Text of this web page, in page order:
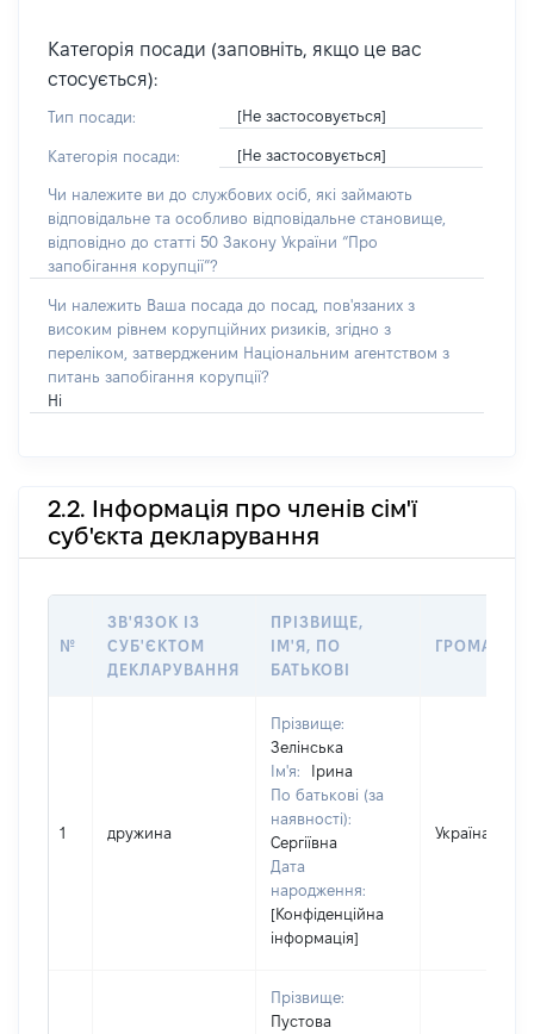
Категорія посади (заповніть, якщо це вас
стосується):
Тип посади: [Не застосовується]
Категорія посади: [Не застосовується]
Чи належите ви до службових осіб, які займають
відповідальне та особливо відповідальне становище,
відповідно до статті 50 Закону України “Про
запобігання корупції”?
Чи належить Ваша посада до посад, пов'язаних з
високим рівнем корупційних ризиків, згідно з
переліком, затвердженим Національним агентством з
питань запобігання корупції?
Ні
2.2. Інформація про членів сім'ї
суб'єкта декларування
№
ЗВ'ЯЗОК ІЗ
СУБ'ЄКТОМ
ДЕКЛАРУВАННЯ
ПРІЗВИЩЕ,
ІМ'Я, ПО
БАТЬКОВІ
1 дружина
Прізвище:
Зелінська
Ім'я:
Ірина
По батькові (за
наявності):
Сергіївна
Дата
народження:
[Конфіденційна
інформація]
Україна
Прізвище:
Пустова